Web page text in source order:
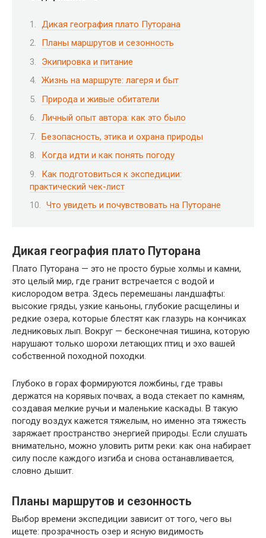
Дикая география плато Путорана
Планы маршрутов и сезонность
Экипировка и питание
Жизнь на маршруте: лагеря и быт
Природа и живые обитатели
Личный опыт автора: как это было
Безопасность, этика и охрана природы
Когда идти и как понять погоду
Как подготовиться к экспедиции:
практический чек-лист
Что увидеть и почувствовать на Путоране
Дикая география плато Путорана
Плато Путорана — это не просто бурые холмы и камни,
это целый мир, где гранит встречается с водой и
кислородом ветра. Здесь перемешаны ландшафты:
высокие гряды, узкие каньоны, глубокие расщелины и
редкие озера, которые блестят как глазурь на кончиках
ледниковых лып. Вокруг — бесконечная тишина, которую
нарушают только шорохи летающих птиц и эхо вашей
собственной походной походки.
Глубоко в горах формируются ложбины, где травы
держатся на корявых почвах, а вода стекает по камням,
создавая мелкие ручьи и маленькие каскады. В такую
погоду воздух кажется тяжелым, но именно эта тяжесть
заряжает пространство энергией природы. Если слушать
внимательно, можно уловить ритм реки: как она набирает
силу после каждого изгиба и снова останавливается,
словно дышит.
Планы маршрутов и сезонность
Выбор времени экспедиции зависит от того, чего вы
ищете: прозрачность озер и ясную видимость